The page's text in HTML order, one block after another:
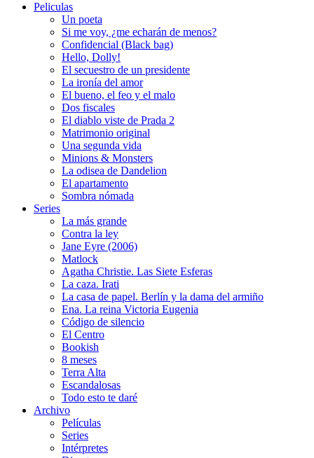
Peliculas
Un poeta
Si me voy, ¿me echarán de menos?
Confidencial (Black bag)
Hello, Dolly!
El secuestro de un presidente
La ironía del amor
El bueno, el feo y el malo
Dos fiscales
El diablo viste de Prada 2
Matrimonio original
Una segunda vida
Minions & Monsters
La odisea de Dandelion
El apartamento
Sombra nómada
Series
La más grande
Contra la ley
Jane Eyre (2006)
Matlock
Agatha Christie. Las Siete Esferas
La caza. Irati
La casa de papel. Berlín y la dama del armiño
Ena. La reina Victoria Eugenia
Código de silencio
El Centro
Bookish
8 meses
Terra Alta
Escandalosas
Todo esto te daré
Archivo
Películas
Series
Intérpretes